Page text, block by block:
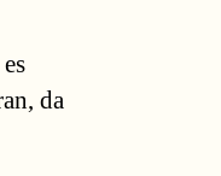
da